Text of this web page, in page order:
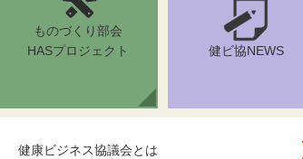
ものづくり部会
HASプロジェクト
健ビ協NEWS
健康ビジネス協議会とは